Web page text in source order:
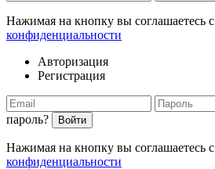
Нажимая на кнопку вы соглашаетесь с
конфиденциальности
Авторизация
Регистрация
пароль?
Войти
Нажимая на кнопку вы соглашаетесь с
конфиденциальности